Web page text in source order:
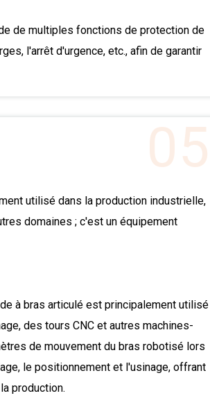
de multiples fonctions de protection de
l'arrêt d'urgence, etc., afin de garantir
05
utilisé dans la production industrielle,
domaines ; c'est un équipement
à bras articulé est principalement utilisé
des tours CNC et autres machines-
de mouvement du bras robotisé lors
le positionnement et l'usinage, offrant
production.